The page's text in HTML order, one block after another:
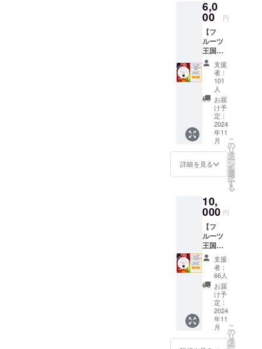
割引
コード
を発行
いたし
ます。
HPより
ご予約
の際、
忘れず
に記入
をお願
いいた
しま
す。
合計
112,000
円〜と
なりま
す。詳
しいお
値段
は、ご
予約の
際にHP
もしく
は予約
サイト
よりご
確認く
ださ
(URL：
coming
割引
コード
を発行
いたし
ます。
HPより
ご予約
の際、
忘れず
に記入
をお願
いいた
しま
す。
ませ
ん。ご
自由に
お持ち
込みく
ださ
い。 ・
現金へ
の交換
はでき
ませ
ん。 ・
有効期
間：
2024年
10月1
2027年
9月30日
までの3
割引
コード
を発行
いたし
ます。
HPより
ご予約
の際、
忘れず
に記入
をお願
いいた
しま
す。
(URL：
ありま
せん
が、ク
ラウド
ファン
ディン
グ特別
プラン
となり
ます。
・当施
設の稼
働可能
日に限
定した
ご提供
ます。
・食材
ん。ご
自由に
お持ち
込みく
ださ
い。 ・
現金へ
の交換
はでき
ませ
ん。 ・
有効期
間：
2024年
10月1
ルーツ
羊羹
（苺・
桃・八
朔）/八
朔マー
マレー
ド/桃
ジャム
▼内容
詳細 ■
フルー
ツ羊羹
・個
数：3個
・重
量：55g
・保存
温多湿
を避け
涼しい
所で保
存して
くださ
い。 ・
賞味期
限：未
定です
が、余
裕を
持って
発送し
ます ・
6,0
00 円
【フ
ルーツ
王国紀
の川市
のフ
ルーツ
詰め合
わせ
（通
常）】
秋に旬
を迎え
る果物
の詰め
合わせ
個数：
旬を迎
える果
物を約
3-6種類
・産
地：和
歌山県
※原材料
及び添
加物等
の食品
表示は
お届け
商品の
ラベル
支援
者：
101
人
お届
け予
定：
2024
年11
月
詳細を見る
こ
の
リ
タ
ー
ン
を
選
択
す
る
10,
000 円
【フ
ルーツ
王国紀
の川市
のフ
ルーツ
詰め合
わせ
（スペ
シャ
ル）】
秋に旬
を迎え
支援
者：
66人
お届
け予
定：
2024
年11
月
こ
の
リ
タ
ー